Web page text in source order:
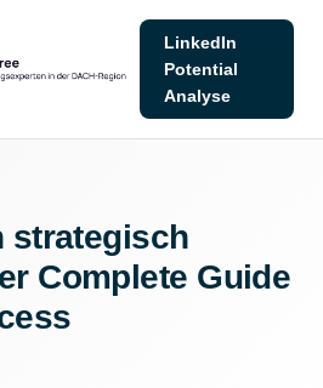
LinkedIn
Potential
Analyse
strategisch
Complete Guide